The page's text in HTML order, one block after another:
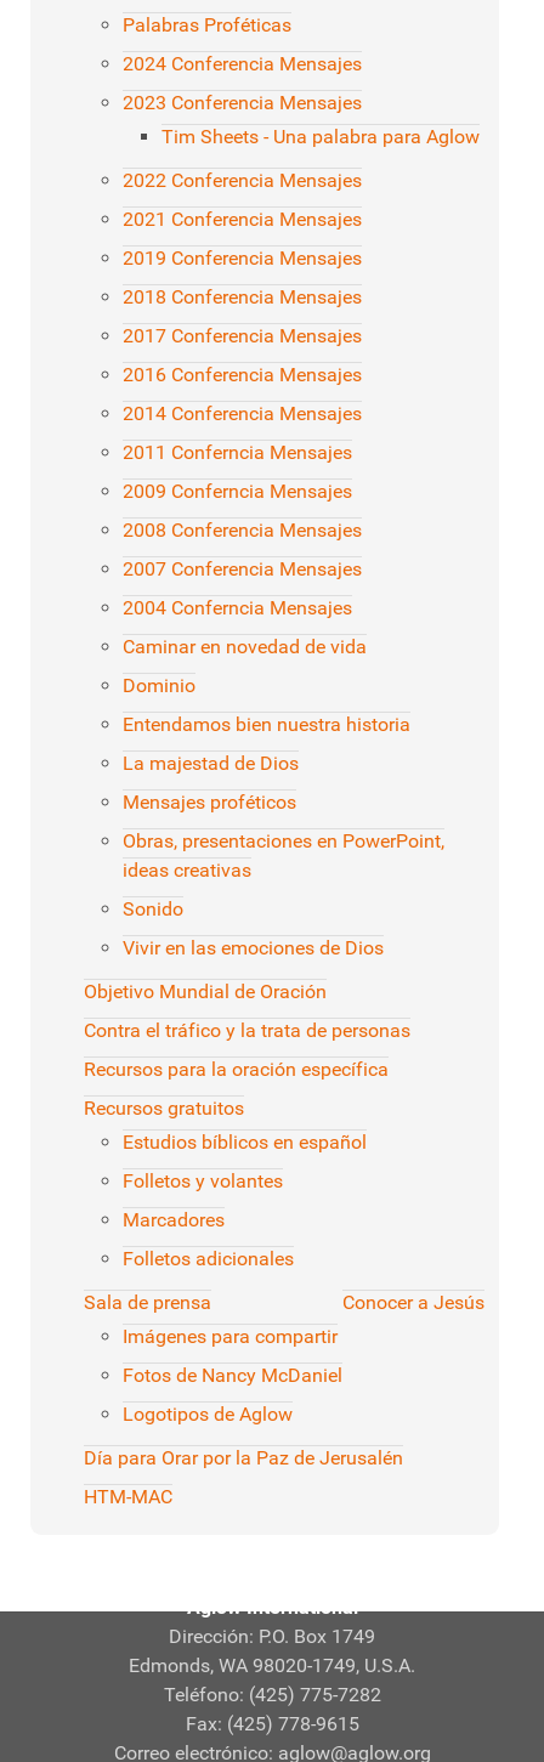
Palabras Proféticas
2024 Conferencia Mensajes
2023 Conferencia Mensajes
Tim Sheets - Una palabra para Aglow
2022 Conferencia Mensajes
2021 Conferencia Mensajes
2019 Conferencia Mensajes
2018 Conferencia Mensajes
2017 Conferencia Mensajes
2016 Conferencia Mensajes
2014 Conferencia Mensajes
2011 Conferncia Mensajes
2009 Conferncia Mensajes
2008 Conferencia Mensajes
2007 Conferencia Mensajes
2004 Conferncia Mensajes
Caminar en novedad de vida
Dominio
Entendamos bien nuestra historia
La majestad de Dios
Mensajes proféticos
Obras, presentaciones en PowerPoint,
ideas creativas
Sonido
Vivir en las emociones de Dios
Objetivo Mundial de Oración
Contra el tráfico y la trata de personas
Recursos para la oración específica
Recursos gratuitos
Estudios bíblicos en español
Folletos y volantes
Marcadores
Folletos adicionales
Sala de prensa
Imágenes para compartir
Fotos de Nancy McDaniel
Logotipos de Aglow
Conocer a Jesús
Día para Orar por la Paz de Jerusalén
HTM-MAC
Aglow International
Dirección: P.O. Box 1749
Edmonds, WA 98020-1749, U.S.A.
Teléfono: (425) 775-7282
Fax: (425) 778-9615
Correo electrónico: aglow@aglow.org